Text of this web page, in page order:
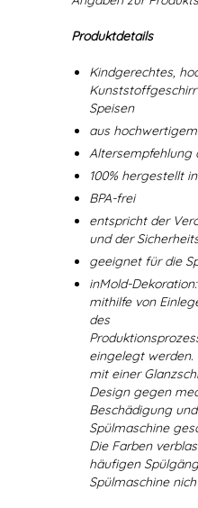
Produktdetails
Kindgerechtes,
Speisen
aus
Altersempfehlung
100% hergestellt
BPA-frei
entspricht der
und der
geeignet für die
inMold-
mithilfe von
des
eingelegt werden.
mit einer
Design gegen
Beschädigung
Spülmaschine
Die Farben
häufigen
Spülmaschine